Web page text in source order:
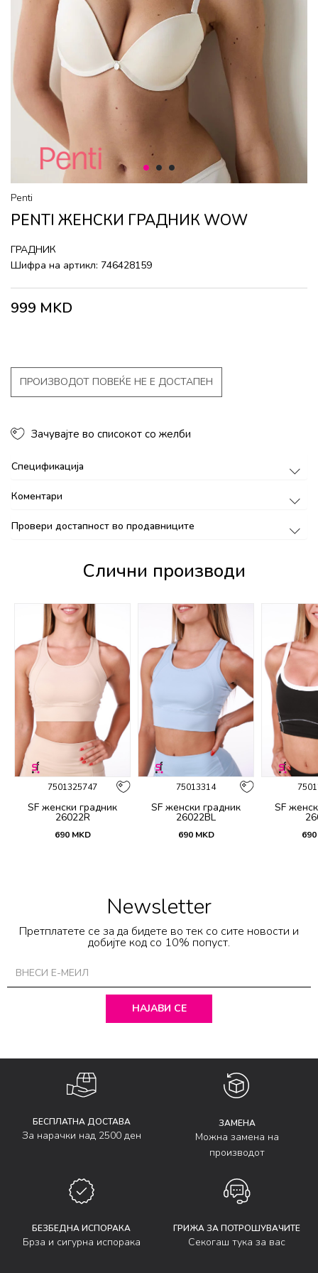
1 2 3
Penti
PENTI ЖЕНСКИ ГРАДНИК WOW
ГРАДНИК
Шифра на артикл: 746428159
999 MKD
ПРОИЗВОДОТ ПОВЕЌЕ НЕ Е ДОСТАПЕН
Зачувајте во списокот со желби
Спецификација
Коментари
Провери достапност во продавниците
Слични производи
7501325747
SF женски градник
26022R
690 MKD
75013314
SF женски градник
26022BL
690 MKD
SF
690
Newsletter
Претплатете се за да бидете во тек со сите новости и
добијте код со 10% попуст.
НАЈАВИ СЕ
БЕСПЛАТНА ДОСТАВА
За нарачки над 2500 ден
ЗАМЕНА
Можна замена на
производот
БЕЗБЕДНА ИСПОРАКА
Брза и сигурна испорака
ГРИЖА ЗА ПОТРОШУВАЧИТЕ
Секогаш тука за вас